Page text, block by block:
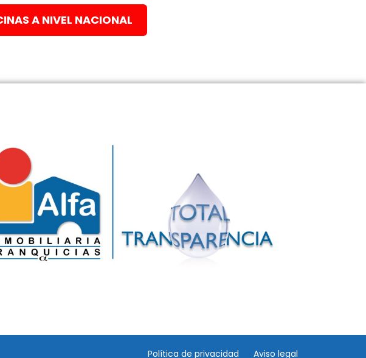
A NIVEL NACIONAL
Política de privacidad Aviso legal